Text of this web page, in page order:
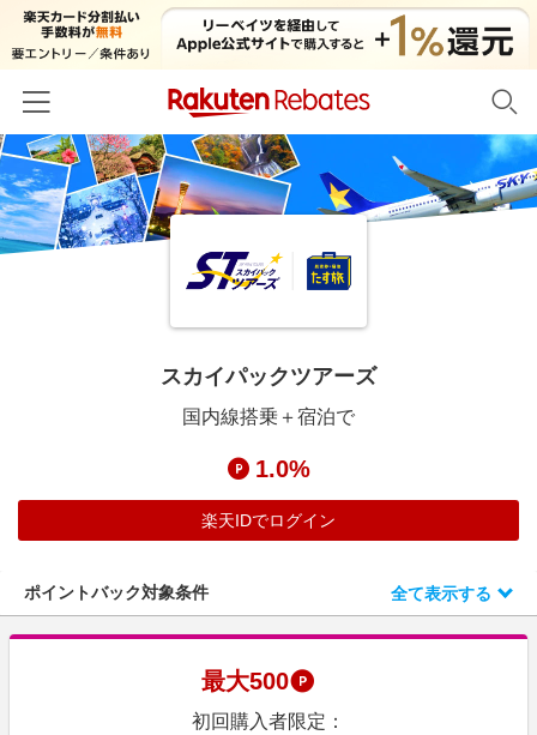
ホーム
カテゴリー一覧
百貨店・総合ECモール
日用品・キッチン用品
コスメ・健康・医薬品
家電・PC・スマホ・カメラ
スポーツ・アウトドア・ゴルフ
インテリア・寝具
旅行・レジャー・ホテル予約
リーベイツ注目ストア
初回購入者限定特典
対象ストア新規限定特典
旅行特集
わくわく夏特集
50万ポイント山分けキャンペーン
とことん買い物チャレンジ
スカイパックツアーズ
国内線搭乗＋宿泊で
1.0%
楽天IDでログイン
ポイントバック対象条件 全て表示する
最大500
初回購入者限定：